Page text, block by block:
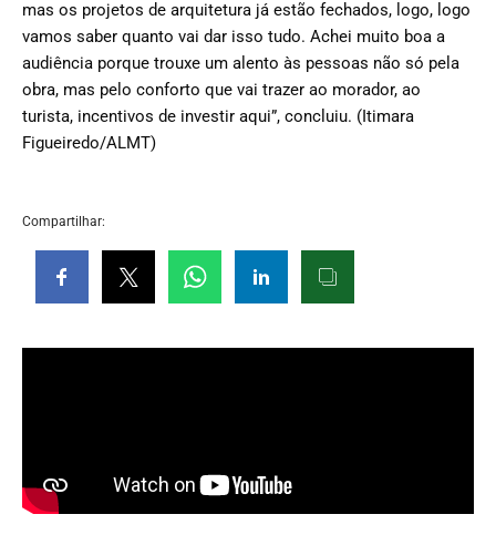
mas os projetos de arquitetura já estão fechados, logo, logo
vamos saber quanto vai dar isso tudo. Achei muito boa a
audiência porque trouxe um alento às pessoas não só pela
obra, mas pelo conforto que vai trazer ao morador, ao
turista, incentivos de investir aqui”, concluiu. (Itimara
Figueiredo/ALMT)
Compartilhar: